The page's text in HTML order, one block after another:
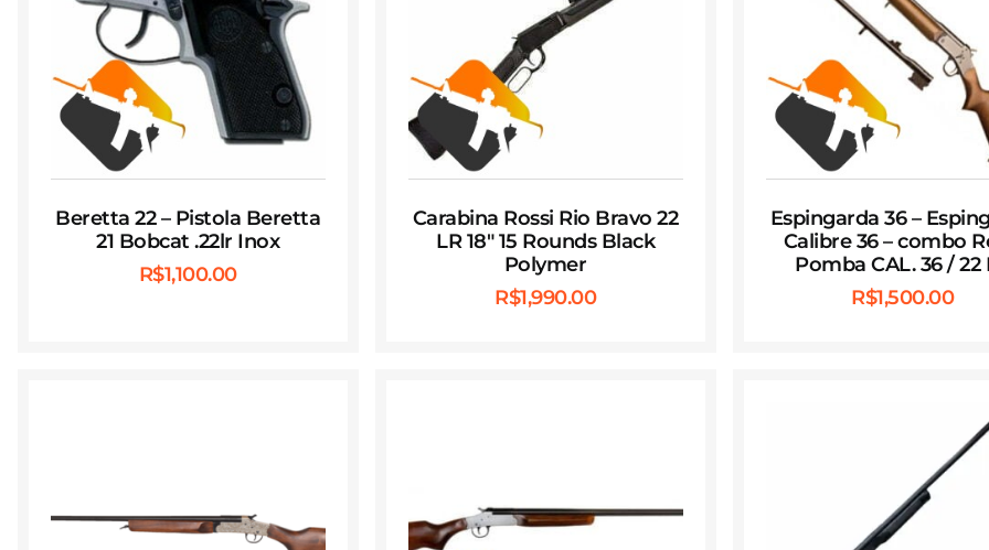
Beretta 22 – Pistola Beretta
21 Bobcat .22lr Inox
R$1,100.00
Carabina Rossi Rio Bravo 22
LR 18″ 15 Rounds Black
Polymer
R$1,990.00
Espingarda 36 –
Calibre 36 – combo
Pomba CAL. 36 / 22
R$1,500.00